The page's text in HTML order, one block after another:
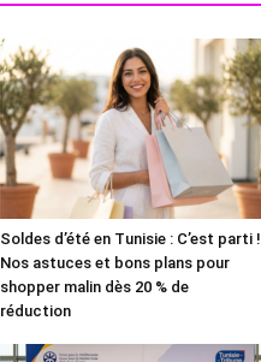
Soldes d’été en Tunisie : C’est parti !
Nos astuces et bons plans pour
shopper malin dès 20 % de
réduction